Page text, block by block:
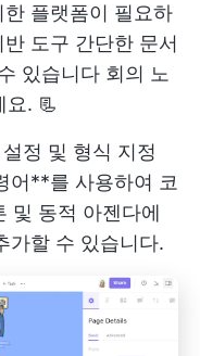
플랫폼이 필요하
반 도구 간단한 문서
있습니다 회의 노
요. 📃
정 및 형식 지정
어**를 사용하여 코
및 동적 아젠다에
가할 수 있습니다.